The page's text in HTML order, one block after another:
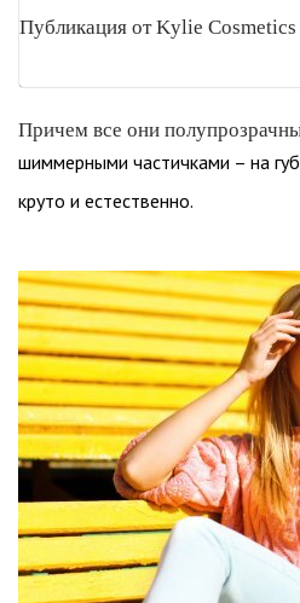
Публикация от Kylie
Причем все они
шиммерными частичками – на
круто и естественно.